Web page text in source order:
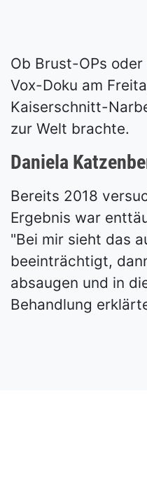
Ob Brust-OPs
Vox-Doku am
Kaiserschnitt-
zur Welt brachte.
Daniela
Bereits 2018
Ergebnis war
"Bei mir sieht das
beeinträchtigt,
absaugen und in
Behandlung